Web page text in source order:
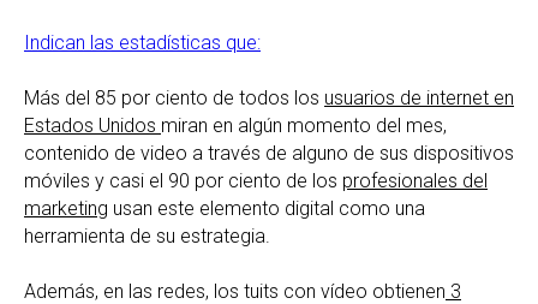
Indican las estadísticas que:
Más del 85 por ciento de todos los usuarios de internet en
Estados Unidos miran en algún momento del mes,
contenido de video a través de alguno de sus dispositivos
móviles y casi el 90 por ciento de los profesionales del
marketing usan este elemento digital como una
herramienta de su estrategia.
Además, en las redes, los tuits con vídeo obtienen 3